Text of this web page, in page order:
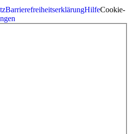
BarrierefreiheitserklärungHilfeCookie-